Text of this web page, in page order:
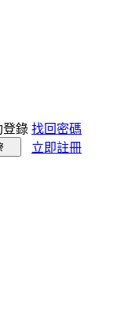
登錄 找回密碼
立即註冊